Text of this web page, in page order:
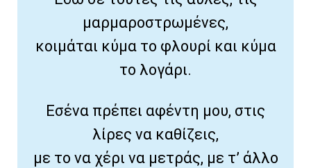
μαρμαροστρωμένες,
κοιμάται κύμα το φλουρί και κύμα
το λογάρι.
Εσένα πρέπει αφέντη μου, στις
λίρες να καθίζεις,
με το να χέρι να μετράς, με τ’ άλλο